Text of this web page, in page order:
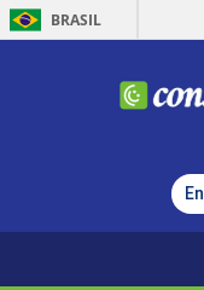
BRASIL